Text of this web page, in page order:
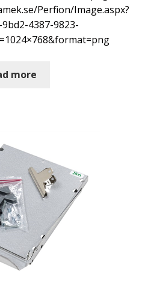
Perfion/Image.aspx?
4387-9823-
more